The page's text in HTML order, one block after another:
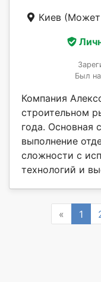
Киев (Может
Был
Компания
строительном
года. Основная
выполнение
сложности с
технологий и
« 1